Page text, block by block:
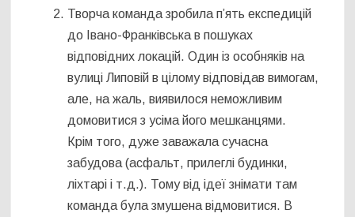
Творча команда зробила п’ять експедицій
до Івано-Франківська в пошуках
відповідних локацій. Один із особняків на
вулиці Липовій в цілому відповідав вимогам,
але, на жаль, виявилося неможливим
домовитися з усіма його мешканцями.
Крім того, дуже заважала сучасна
забудова (асфальт, прилеглі будинки,
ліхтарі і т.д.). Тому від ідеї знімати там
команда була змушена відмовитися. В